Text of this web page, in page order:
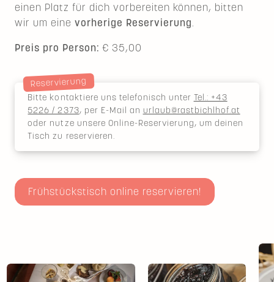
einen Platz für dich vorbereiten können, bitten
wir um einevorherige Reservierung.
Preis pro Person: € 35,00
Reservierung
Bitte kontaktiere uns telefonisch unter Tel.: +43
5226 / 2373, per E-Mail an urlaub@rastbichlhof.at
oder nutze unsere Online-Reservierung, um deinen
Tisch zu reservieren.
Frühstückstisch online reservieren!